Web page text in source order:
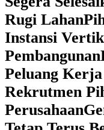
Rugi Lahan
Instansi
Pembangunan
Peluang
Rekrutmen
Perusahaan